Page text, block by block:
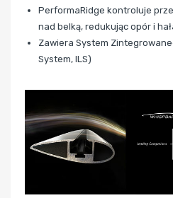
PerformaRidge kontroluje
nad belką, redukując opór i
Zawiera System
System, ILS)